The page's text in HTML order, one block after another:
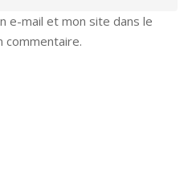
e-mail et mon site dans le
commentaire.